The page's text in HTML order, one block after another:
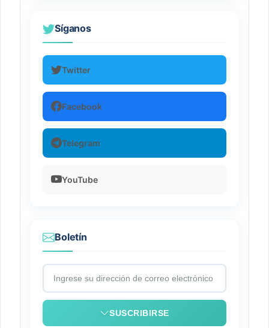
Síganos
Twitter
Facebook
Telegram
YouTube
Boletín
SUSCRIBIRSE